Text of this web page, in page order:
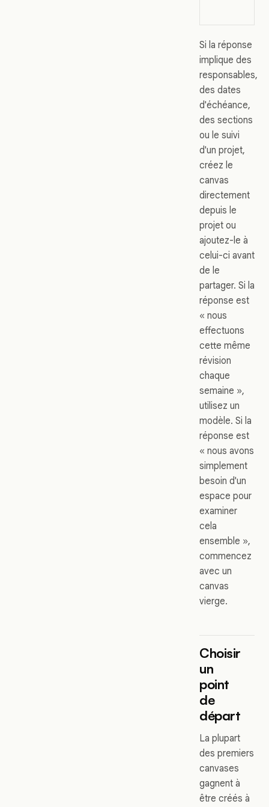
Si la réponse
implique des
responsables,
des dates
d'échéance,
des sections
ou le suivi
d'un projet,
créez le
canvas
directement
depuis le
projet ou
ajoutez-le à
celui-ci avant
de le
partager. Si la
réponse est
« nous
effectuons
cette même
révision
chaque
semaine »,
utilisez un
modèle. Si la
réponse est
« nous avons
simplement
besoin d'un
espace pour
examiner
cela
ensemble »,
commencez
avec un
canvas
vierge.
Choisir
un
point
de
départ
La plupart
des premiers
canvases
gagnent à
être créés à